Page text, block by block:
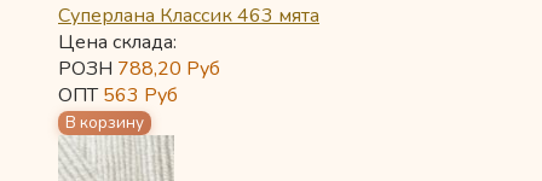
Суперлана Классик 463 мята
Цена склада:
РОЗН 788,20 Руб
ОПТ563 Руб